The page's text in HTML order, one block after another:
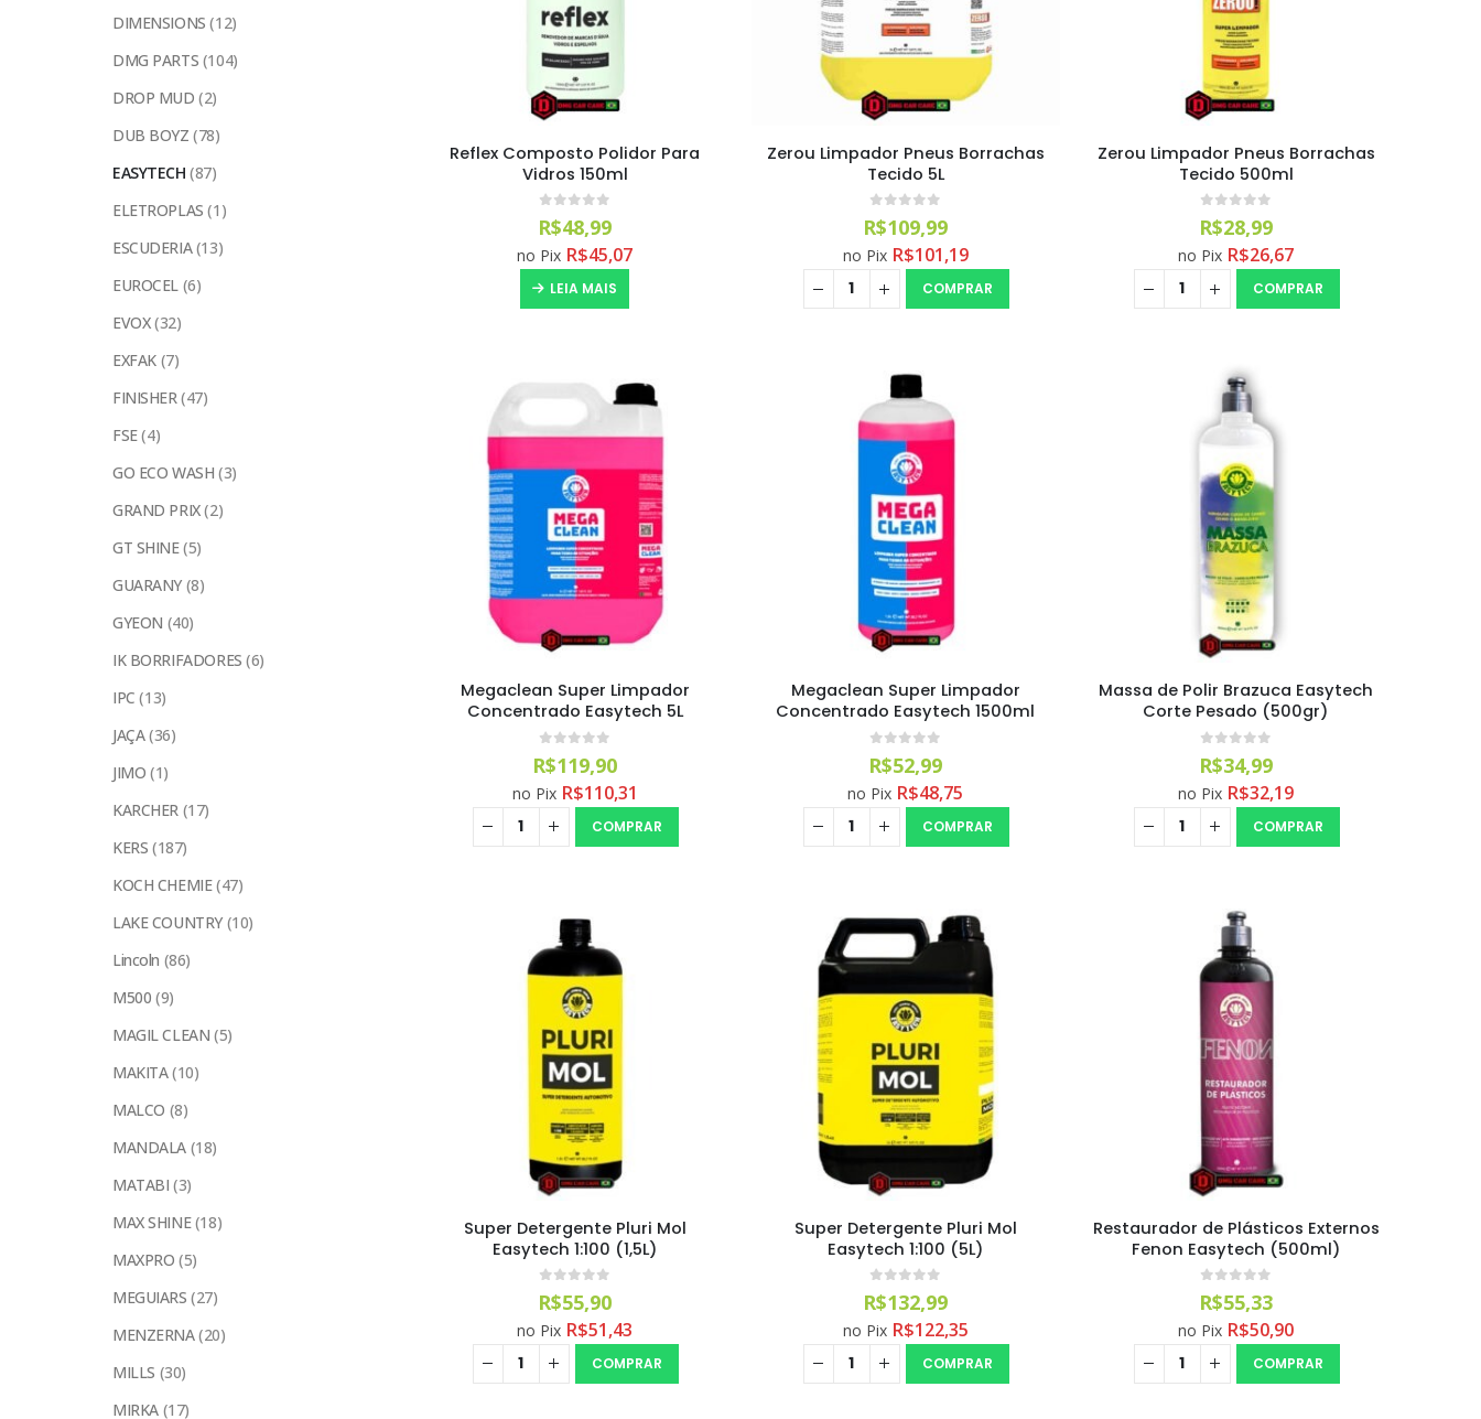
Reflex Composto Polidor Para
Vidros 150ml
out of 5
R$48,99
no Pix R$45,07
LEIA MAIS
Zerou Limpador Pneus Borrachas
Tecido 5L
0out of 5
R$109,99
no Pix R$101,19
COMPRAR
Zerou Limpador Pneus Borrachas
Tecido 500ml
out of 5
R$28,99
no Pix R$26,67
COMPRAR
Megaclean Super Limpador
Concentrado Easytech 5L
R$119,90
no Pix R$110,31
COMPRAR
Megaclean Super Limpador
Concentrado Easytech 1500ml
R$52,99
no Pix R$48,75
COMPRAR
Massa de Polir Brazuca Easytech
Corte Pesado (500gr)
R$34,99
no Pix R$32,19
COMPRAR
Super Detergente Pluri Mol
Easytech 1:100 (1,5L)
out of 5
R$55,90
no Pix R$51,43
COMPRAR
Super Detergente Pluri Mol
Easytech 1:100 (5L)
0out of 5
R$132,99
no Pix R$122,35
COMPRAR
Restaurador de Plásticos Externos
Fenon Easytech (500ml)
out of 5
R$55,33
no Pix R$50,90
COMPRAR
DIMENSIONS (12)
DMG PARTS (104)
DROP MUD (2)
DUB BOYZ (78)
EASYTECH (87)
ELETROPLAS (1)
ESCUDERIA(13)
EUROCEL (6)
EVOX(32)
EXFAK (7)
FINISHER(47)
FSE(4)
GO ECO WASH (3)
GRAND PRIX(2)
GT SHINE(5)
GUARANY (8)
GYEON (40)
IK BORRIFADORES (6)
IPC (13)
JAÇA(36)
JIMO (1)
KARCHER (17)
KERS (187)
KOCH CHEMIE(47)
LAKE COUNTRY (10)
Lincoln (86)
M500 (9)
MAGIL CLEAN (5)
MAKITA(10)
MALCO (8)
MANDALA (18)
MATABI (3)
MAX SHINE(18)
MAXPRO (5)
MEGUIARS (27)
MENZERNA(20)
MILLS (30)
MIRKA (17)